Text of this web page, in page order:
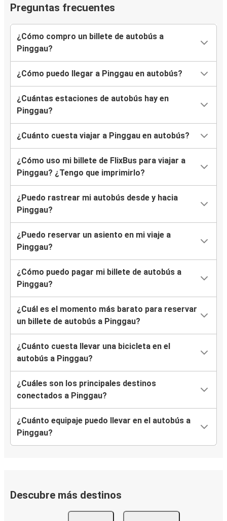
Preguntas frecuentes
¿Cómo compro un billete de autobús a
Pinggau?
¿Cómo puedo llegar a Pinggau en autobús?
¿Cuántas estaciones de autobús hay en
Pinggau?
¿Cuánto cuesta viajar a Pinggau en autobús?
¿Cómo uso mi billete de FlixBus para viajar a
Pinggau? ¿Tengo que imprimirlo?
¿Puedo rastrear mi autobús desde y hacia
Pinggau?
¿Puedo reservar un asiento en mi viaje a
Pinggau?
¿Cómo puedo pagar mi billete de autobús a
Pinggau?
¿Cuál es el momento más barato para reservar
un billete de autobús a Pinggau?
¿Cuánto cuesta llevar una bicicleta en el
autobús a Pinggau?
¿Cuáles son los principales destinos
conectados a Pinggau?
¿Cuánto equipaje puedo llevar en el autobús a
Pinggau?
Descubre más destinos